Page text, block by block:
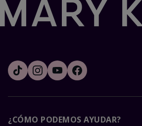
¿CÓMO PODEMOS AYUDAR?